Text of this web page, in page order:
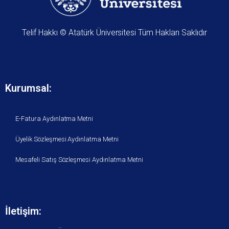
Telif Hakkı © Atatürk Üniversitesi Tüm Hakları Saklıdır
Kurumsal:
E-Fatura Aydınlatma Metni
Üyelik Sözleşmesi Aydınlatma Metni
Mesafeli Satış Sözleşmesi Aydınlatma Metni
İletişim: